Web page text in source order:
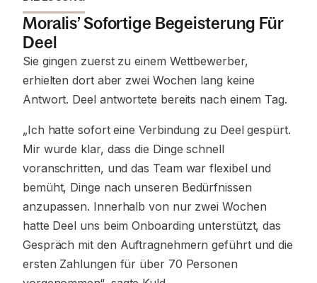
Moralis’ Sofortige Begeisterung Für
Deel
Sie gingen zuerst zu einem Wettbewerber,
erhielten dort aber zwei Wochen lang keine
Antwort. Deel antwortete bereits nach einem Tag.
„Ich hatte sofort eine Verbindung zu Deel gespürt.
Mir wurde klar, dass die Dinge schnell
voranschritten, und das Team war flexibel und
bemüht, Dinge nach unseren Bedürfnissen
anzupassen. Innerhalb von nur zwei Wochen
hatte Deel uns beim Onboarding unterstützt, das
Gespräch mit den Auftragnehmern geführt und die
ersten Zahlungen für über 70 Personen